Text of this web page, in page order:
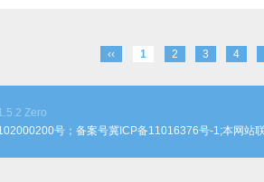
‹‹ 1 2 3 4
Zero
号；备案号冀ICP备11016376号-1;本网站